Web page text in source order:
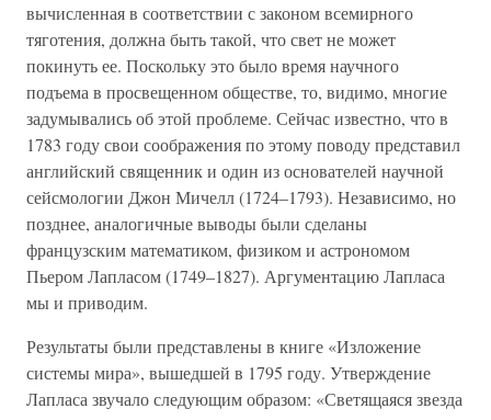
вычисленная в соответствии с законом всемирного
тяготения, должна быть такой, что свет не может
покинуть ее. Поскольку это было время научного
подъема в просвещенном обществе, то, видимо, многие
задумывались об этой проблеме. Сейчас известно, что в
1783 году свои соображения по этому поводу представил
английский священник и один из основателей научной
сейсмологии Джон Мичелл (1724–1793). Независимо, но
позднее, аналогичные выводы были сделаны
французским математиком, физиком и астрономом
Пьером Лапласом (1749–1827). Аргументацию Лапласа
мы и приводим.
Результаты были представлены в книге «Изложение
системы мира», вышедшей в 1795 году. Утверждение
Лапласа звучало следующим образом: «Светящаяся звезда